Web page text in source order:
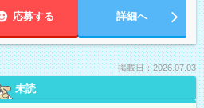
応募する 詳細へ
掲載日：2026.07.03
未読